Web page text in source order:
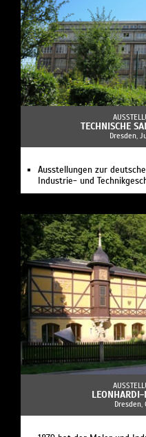
TECHNISCHE
Dresden,
Ausstellungen zur
Industrie- und